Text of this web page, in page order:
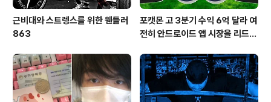
근비대와 스트렝스를 위한 웬들러
863
포캣몬 고 3분기 수익 6억 달라 여
전히 안드로이드 앱 시장을 리드